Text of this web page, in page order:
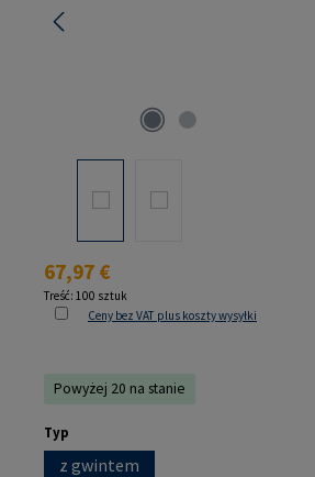
Cena regularna:
67,97 €
Treść: 100 sztuk
Ceny bez VAT plus koszty wysyłki
Powyżej 20 na stanie
Wybierz
Typ
z gwintem